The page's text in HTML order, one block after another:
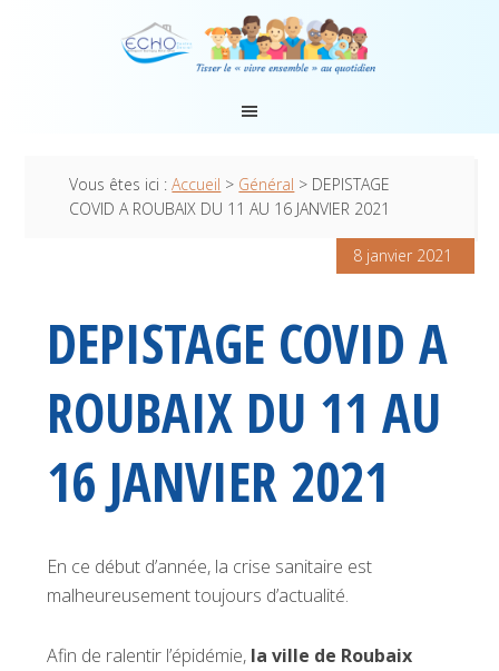
Vous êtes ici :Accueil > Général > DEPISTAGE
COVID A ROUBAIX DU 11 AU 16 JANVIER 2021
8 janvier 2021
DEPISTAGE COVID A
ROUBAIX DU 11 AU
16 JANVIER 2021
En ce début d’année, la crise sanitaire est
malheureusement toujours d’actualité.
Afin de ralentir l’épidémie, la ville de Roubaix